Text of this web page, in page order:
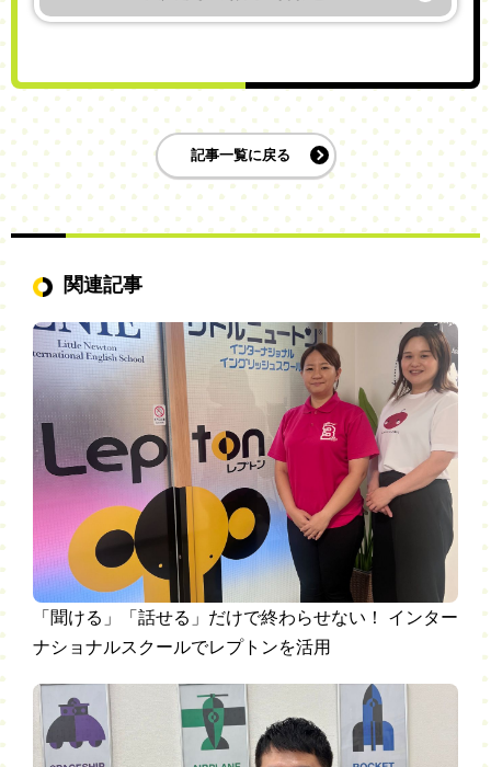
記事一覧に戻る
関連記事
「聞ける」「話せる」だけで終わらせない！ インター
ナショナルスクールでレプトンを活用